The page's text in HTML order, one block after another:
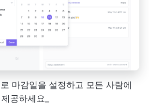
마감일을 설정하고 모든 사람에
공하세요_